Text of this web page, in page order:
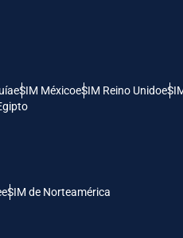
eSIM MéxicoeSIM Reino Unido
eSIM de Norteamérica
- Baht Tailandés